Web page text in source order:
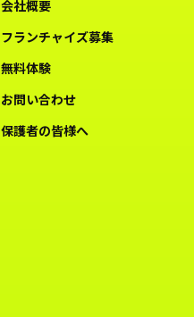
会社概要
フランチャイズ募集
無料体験
お問い合わせ
保護者の皆様へ